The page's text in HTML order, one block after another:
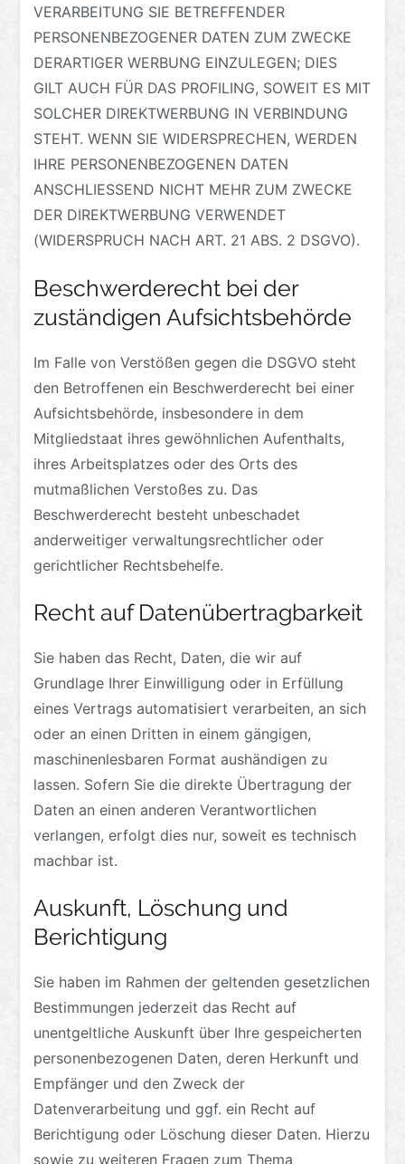
VERARBEITUNG SIE BETREFFENDER
PERSONENBEZOGENER DATEN ZUM ZWECKE
DERARTIGER WERBUNG EINZULEGEN; DIES
GILT AUCH FÜR DAS PROFILING, SOWEIT ES MIT
SOLCHER DIREKTWERBUNG IN VERBINDUNG
STEHT. WENN SIE WIDERSPRECHEN, WERDEN
IHRE PERSONENBEZOGENEN DATEN
ANSCHLIESSEND NICHT MEHR ZUM ZWECKE
DER DIREKTWERBUNG VERWENDET
(WIDERSPRUCH NACH ART. 21 ABS. 2 DSGVO).
Beschwerde­recht bei der
zuständigen Aufsichts­behörde
Im Falle von Verstößen gegen die DSGVO steht
den Betroffenen ein Beschwerderecht bei einer
Aufsichtsbehörde, insbesondere in dem
Mitgliedstaat ihres gewöhnlichen Aufenthalts,
ihres Arbeitsplatzes oder des Orts des
mutmaßlichen Verstoßes zu. Das
Beschwerderecht besteht unbeschadet
anderweitiger verwaltungsrechtlicher oder
gerichtlicher Rechtsbehelfe.
Recht auf Daten­übertrag­barkeit
Sie haben das Recht, Daten, die wir auf
Grundlage Ihrer Einwilligung oder in Erfüllung
eines Vertrags automatisiert verarbeiten, an sich
oder an einen Dritten in einem gängigen,
maschinenlesbaren Format aushändigen zu
lassen. Sofern Sie die direkte Übertragung der
Daten an einen anderen Verantwortlichen
verlangen, erfolgt dies nur, soweit es technisch
machbar ist.
Auskunft, Löschung und
Berichtigung
Sie haben im Rahmen der geltenden gesetzlichen
Bestimmungen jederzeit das Recht auf
unentgeltliche Auskunft über Ihre gespeicherten
personenbezogenen Daten, deren Herkunft und
Empfänger und den Zweck der
Datenverarbeitung und ggf. ein Recht auf
Berichtigung oder Löschung dieser Daten. Hierzu
sowie zu weiteren Fragen zum Thema